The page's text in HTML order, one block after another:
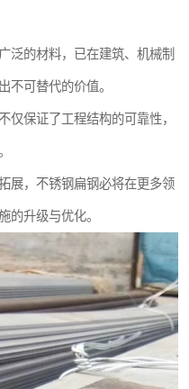
泛的材料，已在建筑、机械制
不可替代的价值。
仅保证了工程结构的可靠性，
展，不锈钢扁钢必将在更多领
的升级与优化。